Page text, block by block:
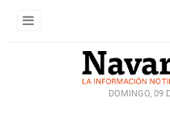
DOMINGO, 09